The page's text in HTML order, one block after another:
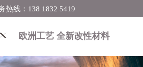
热线：138 1832 5419
欧洲工艺 全新改性材料